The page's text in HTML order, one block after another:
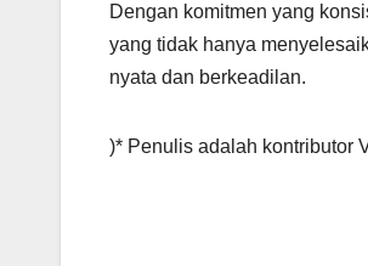
Dengan komitmen yang
yang tidak hanya
nyata dan berkeadilan.
)* Penulis adalah kontributor